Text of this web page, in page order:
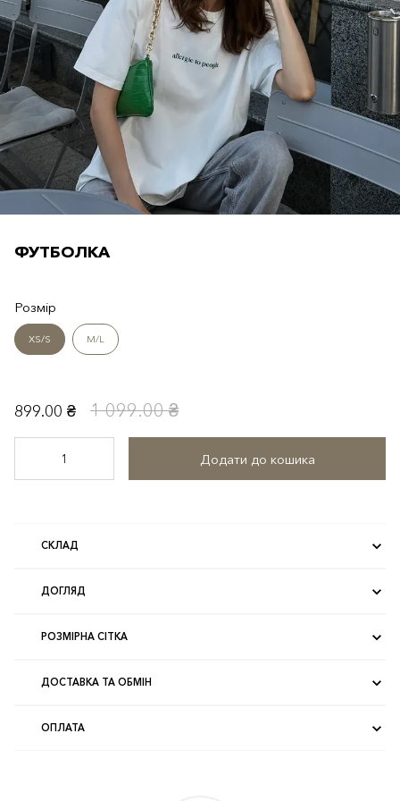
ФУТБОЛКА
Розмір
XS/S M/L
899.00 ₴ 1 099.00 ₴
Додати до кошика
СКЛАД
ДОГЛЯД
РОЗМІРНА СІТКА
ДОСТАВКА ТА ОБМІН
ОПЛАТА